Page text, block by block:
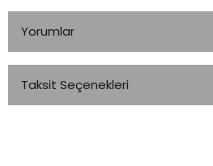
Yorumlar
Taksit Seçenekleri